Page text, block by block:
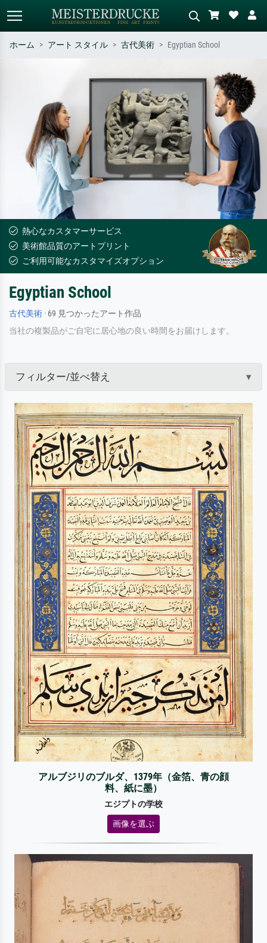
作家名・作品名・スタイルで検索
– 例：モネ、星月夜、印象派、北
斎の波、ヌード。
シーンを説明してください – 例：
緑の草原、赤の多い抽象画、暗い
油絵、木のそばの立ち姿のヌー
ホーム アート スタイル 古代美術 Egyptian School
熱心なカスタマーサービス
美術館品質のアートプリント
ご利用可能なカスタマイズオプション
Egyptian School
古代美術 · 69 見つかったアート作品
当社の複製品がご自宅に居心地の良い時間をお届けします。
フィルター/並べ替え
アルブジリのブルダ、1379年（金箔、青の顔
料、紙に墨）
エジプトの学校
画像を選ぶ